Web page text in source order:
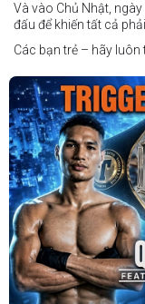
Và vào Chủ Nhật,
đấu để khiến tất cả
Các bạn trẻ – hãy